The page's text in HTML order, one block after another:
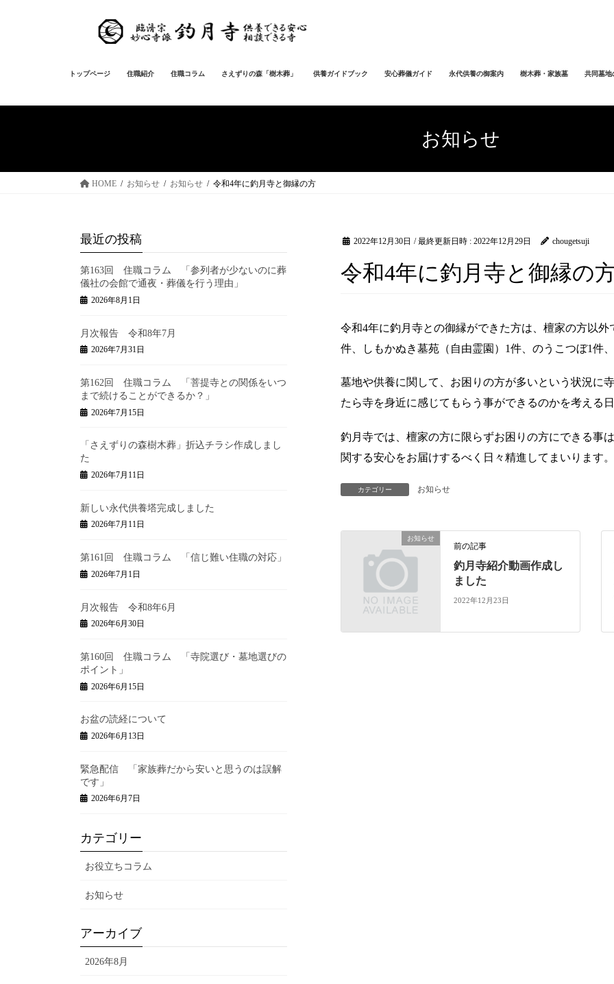
ス
ン
トップページ 住職紹介 住職コラム さえずりの森「樹木葬」 供養ガイドブック 安心葬儀ガイド 永代供養の御案内 樹木葬・家族墓 共同墓地
お知らせ
HOME お知らせ お知らせ 令和4年に釣月寺と御縁の方
2022年12月30日 / 最終更新日時 : 2022年12月29日 chougetsuji
令和4年に釣月寺と御縁の
令和4年に釣月寺との御縁ができた方は、檀家の方以
件、しもかぬき墓苑（自由霊園）1件、のうこつぼ1件
墓地や供養に関して、お困りの方が多いという状況に
たら寺を身近に感じてもらう事ができるのかを考える日
釣月寺では、檀家の方に限らずお困りの方にできる事
関する安心をお届けするべく日々精進してまいります。
カテゴリー お知らせ
お知らせ
前の記事
釣月寺紹介動画作成し
ました
2022年12月23日
最近の投稿
第163回 住職コラム 「参列者が少ないのに葬
儀社の会館で通夜・葬儀を行う理由」
2026年8月1日
月次報告 令和8年7月
2026年7月31日
第162回 住職コラム 「菩提寺との関係をいつ
まで続けることができるか？」
2026年7月15日
「さえずりの森樹木葬」折込チラシ作成しまし
た
2026年7月11日
新しい永代供養塔完成しました
2026年7月11日
第161回 住職コラム 「信じ難い住職の対応」
2026年7月1日
月次報告 令和8年6月
2026年6月30日
第160回 住職コラム 「寺院選び・墓地選びの
ポイント」
2026年6月15日
お盆の読経について
2026年6月13日
緊急配信 「家族葬だから安いと思うのは誤解
です」
2026年6月7日
カテゴリー
お役立ちコラム
お知らせ
アーカイブ
2026年8月